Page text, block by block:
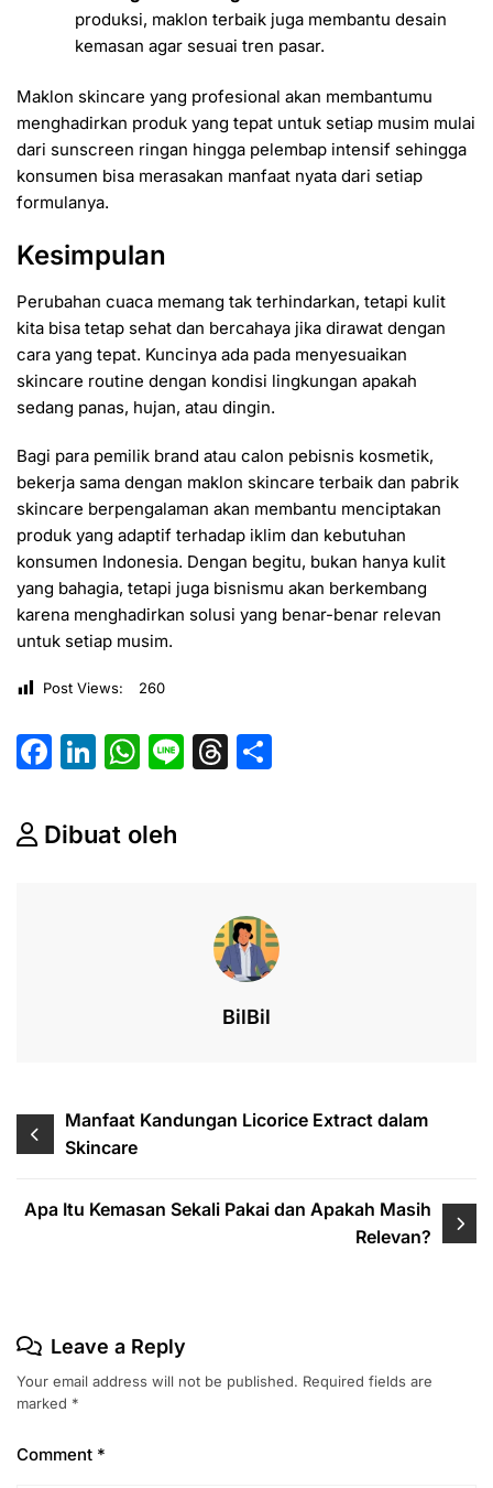
produksi, maklon terbaik juga membantu desain
kemasan agar sesuai tren pasar.
Maklon skincare yang profesional akan membantumu
menghadirkan produk yang tepat untuk setiap musim mulai
dari sunscreen ringan hingga pelembap intensif sehingga
konsumen bisa merasakan manfaat nyata dari setiap
formulanya.
Kesimpulan
Perubahan cuaca memang tak terhindarkan, tetapi kulit
kita bisa tetap sehat dan bercahaya jika dirawat dengan
cara yang tepat. Kuncinya ada pada menyesuaikan
skincare routine dengan kondisi lingkungan apakah
sedang panas, hujan, atau dingin.
Bagi para pemilik brand atau calon pebisnis kosmetik,
bekerja sama dengan maklon skincare terbaik dan pabrik
skincare berpengalaman akan membantu menciptakan
produk yang adaptif terhadap iklim dan kebutuhan
konsumen Indonesia. Dengan begitu, bukan hanya kulit
yang bahagia, tetapi juga bisnismu akan berkembang
karena menghadirkan solusi yang benar-benar relevan
untuk setiap musim.
Post Views: 260
F
c
e
Li
k
e
W
at
s
Li T
s
Dibuat oleh
BilBil
Post
navigation
Manfaat Kandungan Licorice Extract dalam
Skincare
Apa Itu Kemasan Sekali Pakai dan Apakah Masih
Relevan?
Leave a Reply
Your email address will not be published. Required fields are
marked *
Comment *